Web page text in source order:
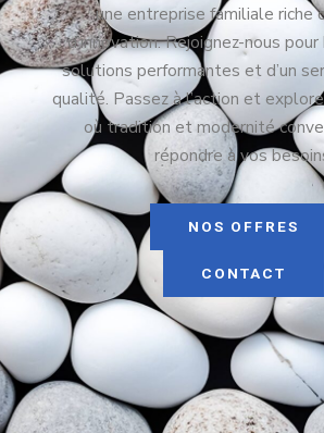
une entreprise familiale riche
d’innovation. Rejoignez-nous
solutions performantes et d’un
qualité. Passez à l’action et
où tradition et modernité
répondre à vos
NOS OFFRES
CONTACT